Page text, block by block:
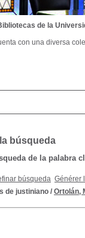
búsqueda
de la palabra
búsqueda Générer
de justiniano / Ortolán,
de la
con una diversa